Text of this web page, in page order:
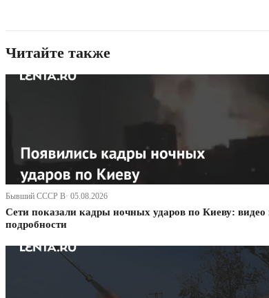
Читайте также
Бывший СССР В· 05.08.2026
Сети показали кадры ночных ударов по Киеву: видео
подробности